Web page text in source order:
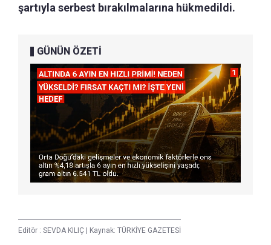
şartıyla serbest bırakılmalarına hükmedildi.
GÜNÜN ÖZETİ
Editör : SEVDA KILIÇ Kaynak: TÜRKİYE GAZETESİ